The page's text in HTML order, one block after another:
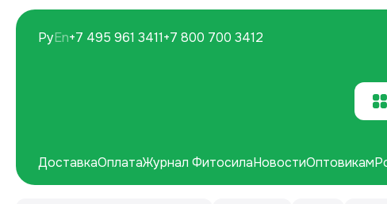
ДоставкаОплатаЖурнал ФитосилаНовостиОптовикам
РуEn+7 495 961 3411+7 800 700 3412